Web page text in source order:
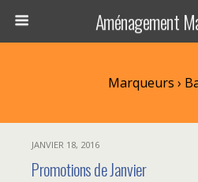
Aménagement
Marqueurs ›
JANVIER 18, 2016
Promotions de Janvier